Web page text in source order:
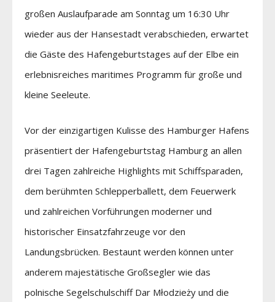
großen Auslaufparade am Sonntag um 16:30 Uhr
wieder aus der Hansestadt verabschieden, erwartet
die Gäste des Hafengeburtstages auf der Elbe ein
erlebnisreiches maritimes Programm für große und
kleine Seeleute.
Vor der einzigartigen Kulisse des Hamburger Hafens
präsentiert der Hafengeburtstag Hamburg an allen
drei Tagen zahlreiche Highlights mit Schiffsparaden,
dem berühmten Schlepperballett, dem Feuerwerk
und zahlreichen Vorführungen moderner und
historischer Einsatzfahrzeuge vor den
Landungsbrücken. Bestaunt werden können unter
anderem majestätische Großsegler wie das
polnische Segelschulschiff Dar Młodzieży und die